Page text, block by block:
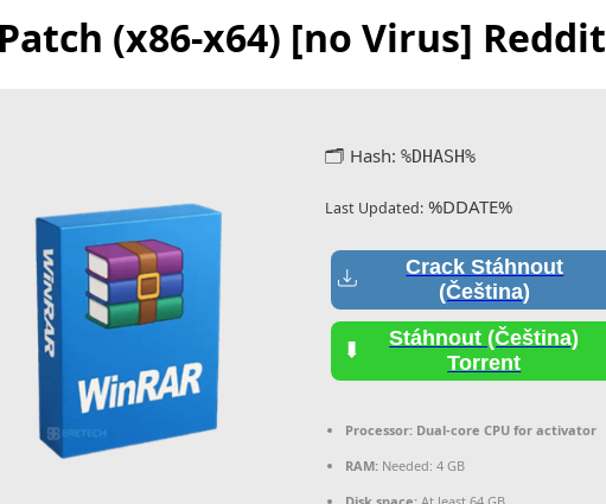
(x86-x64) [no Virus] Reddit
🗂 Hash: %DHASH%
Last Updated: %DDATE%
Crack Stáhnout
(Čeština)
Stáhnout (Čeština)
Torrent
Processor: Dual-core CPU for activator
RAM: Needed: 4 GB